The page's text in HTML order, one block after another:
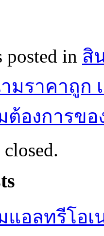
posted in สิ
มราคาถูก
มต้องการ
แอลทรีโอ